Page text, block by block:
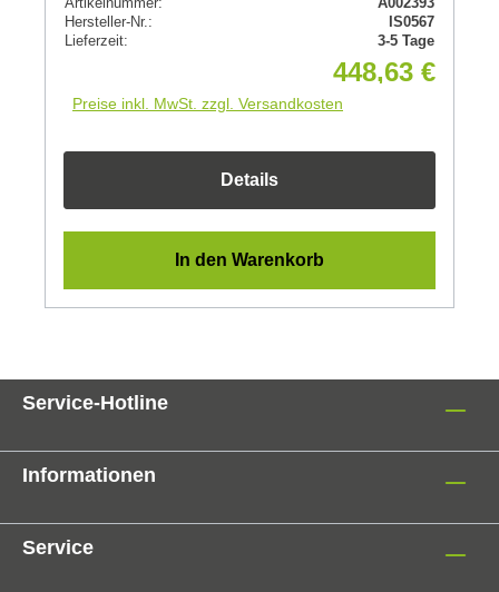
Hersteller-Nr.:
IS0567
Lieferzeit:
3-5 Tage
448,63 €
Preise inkl. MwSt. zzgl. Versandkosten
Details
In den Warenkorb
Service-Hotline
Informationen
Service